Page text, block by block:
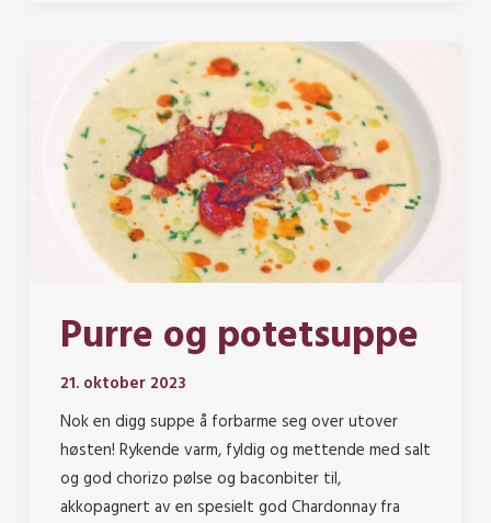
Purre og potetsuppe
21. oktober 2023
Nok en digg suppe å forbarme seg over utover
høsten! Rykende varm, fyldig og mettende med salt
og god chorizo pølse og baconbiter til,
akkopagnert av en spesielt god Chardonnay fra